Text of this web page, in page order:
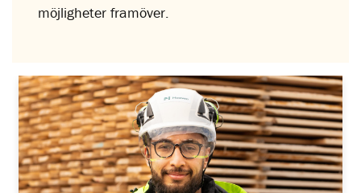
möjligheter framöver.